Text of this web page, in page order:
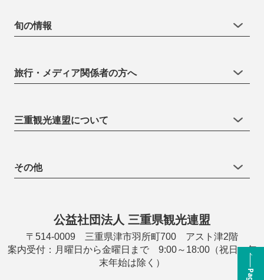
旬の情報
旅行・メディア関係者の方へ
三重観光連盟について
その他
公益社団法人 三重県観光連盟
〒514-0009 三重県津市羽所町700 アスト津2階
案内受付：月曜日から金曜日まで 9:00～18:00（祝日・年
末年始は除く）